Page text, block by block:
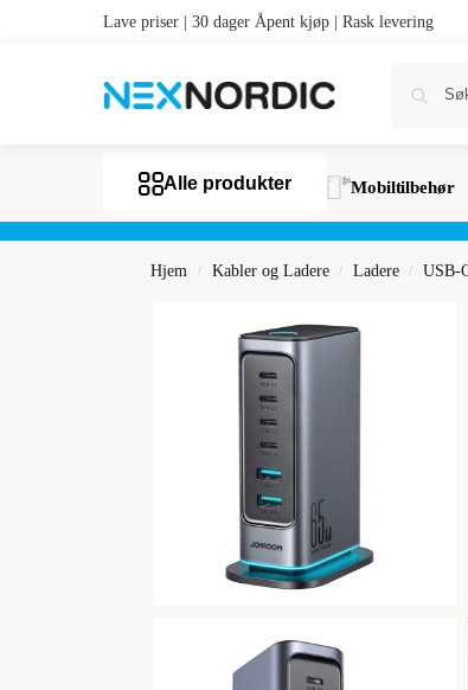
Lave priser | 30 dager Åpent kjøp | Rask levering
Alle produkter Mobiltilbehør
Hjem / Kabler og Ladere / Ladere / USB-